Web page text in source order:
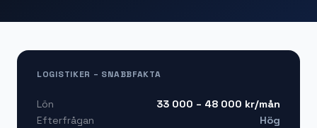
LOGISTIKER – SNABBFAKTA
Lön 33 000 – 48 000 kr/mån
Efterfrågan
Hög